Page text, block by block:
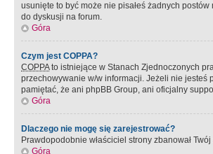
usunięte to być może nie pisałeś żadnych
do dyskusji na forum.
Góra
Czym jest COPPA?
COPPAto istniejące w Stanach Zjednoczonych
przechowywanie w/w informacji. Jeżeli nie jesteś
pamiętać, że ani phpBB Group, ani oficjalny
Góra
Dlaczego nie mogę się zarejestrować?
Prawdopodobnie właściciel strony zbanował
Góra